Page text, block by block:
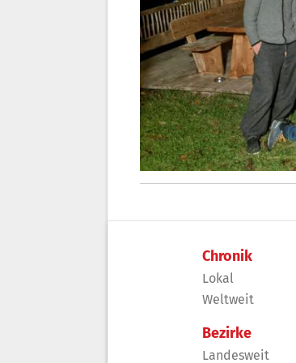
Chronik
Lokal
Weltweit
Bezirke
Landesweit